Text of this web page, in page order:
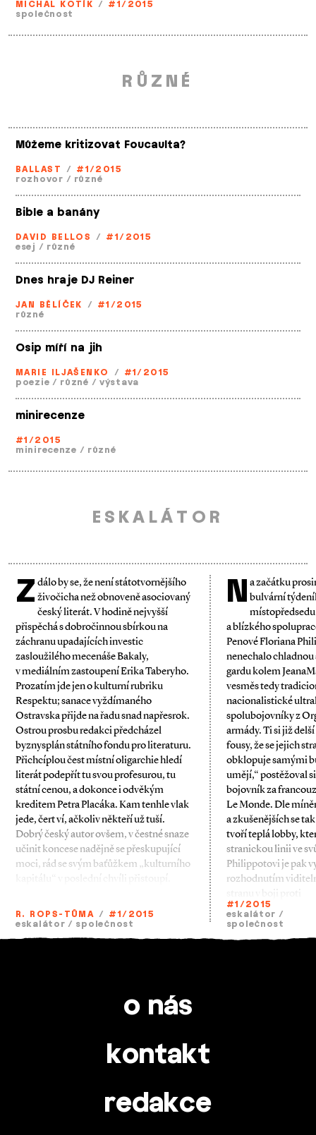
MICHAL KOTÍK / #1/2015
společnost
RŮZNÉ
Můžeme kritizovat Foucaulta?
BALLAST / #1/2015
rozhovor / různé
Bible a banány
DAVID BELLOS / #1/2015
esej / různé
Dnes hraje DJ Reiner
JAN BĚLÍČEK / #1/2015
různé
Osip míří na jih
MARIE ILJAŠENKO / #1/2015
poezie / různé / výstava
minirecenze
#1/2015
minirecenze / různé
ESKALÁTOR
Z
dálo by se, že není státotvornějšího
živočicha než obnoveně asociovaný
český literát. V hodině nejvyšší
přispěchá s dobročinnou sbírkou na
záchranu upadajících investic
zasloužilého mecenáše Bakaly,
v mediálním zastoupení Erika Taberyho.
Prozatím jde jen o kulturní rubriku
Respektu; sanace vyždímaného
Ostravska přijde na řadu snad napřesrok.
Ostrou prosbu redakci předcházel
byznysplán státního fondu pro literaturu.
Přichcíplou čest místní oligarchie hledí
literát podepřít tu svou profesurou, tu
státní cenou, a dokonce i odvěkým
kreditem Petra Placáka. Kam tenhle vlak
jede, čert ví, ačkoliv někteří už tuší.
Dobrý český autor ovšem, v čestné snaze
učinit koncese nadějně se přeskupující
moci, rád se svým baťůžkem „kulturního
kapitálu“ v poslední chvíli přistoupí.
R. ROPS­-TŮMA / #1/2015
eskalátor / společnost
N
a začátku
bulvární
a blízkého
Penové Floriana
nenechalo
gardu kolem
vesměs tedy
nacionalistické
spolubojovníky z
armády. Ti si již
fousy, že se jejich
obklopuje samými
umějí,“ postěžoval
bojovník za
Le Monde. Dle
a zkušenějších se
tvoří teplá lobby,
stranickou linii ve
Philippotovi je pak
rozhodnutím
stranu v boji proti
#1/2015
eskalátor /
společnost
o nás
kontakt
redakce